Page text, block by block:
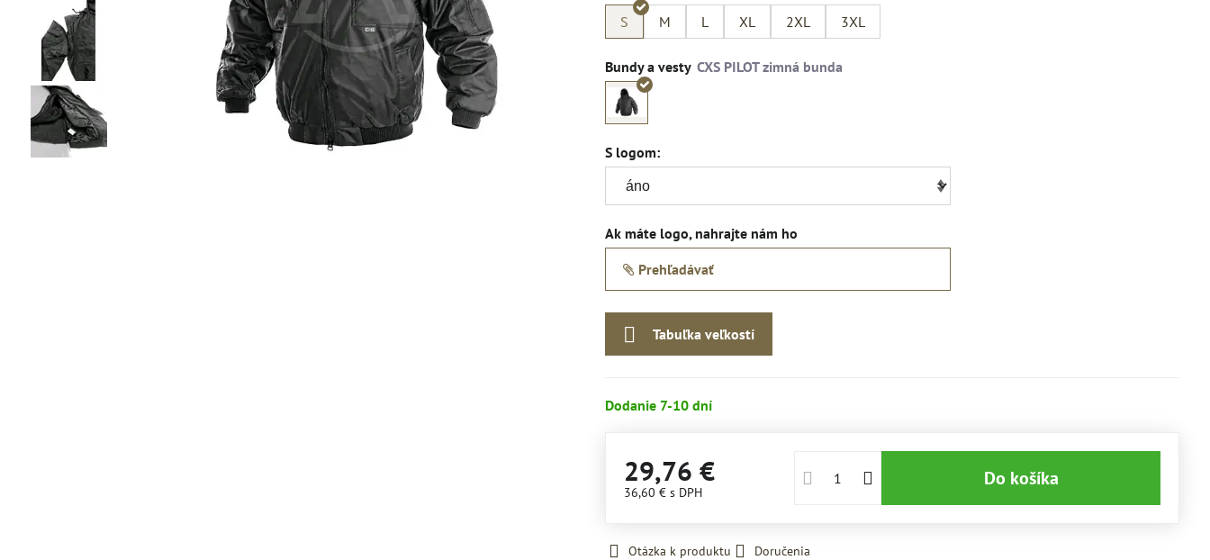
S
M L XL 2XL 3XL
Bundy a vesty
S logom:
Ak máte logo, nahrajte nám ho
Prehľadávať
Tabuľka veľkostí
Dodanie 7-10 dní
29,76 €
36,60 € s DPH
Do košíka
Otázka k produktu Doručenia